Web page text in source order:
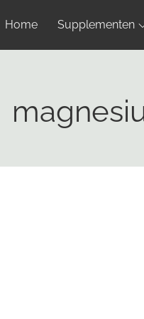
Home Supplementen